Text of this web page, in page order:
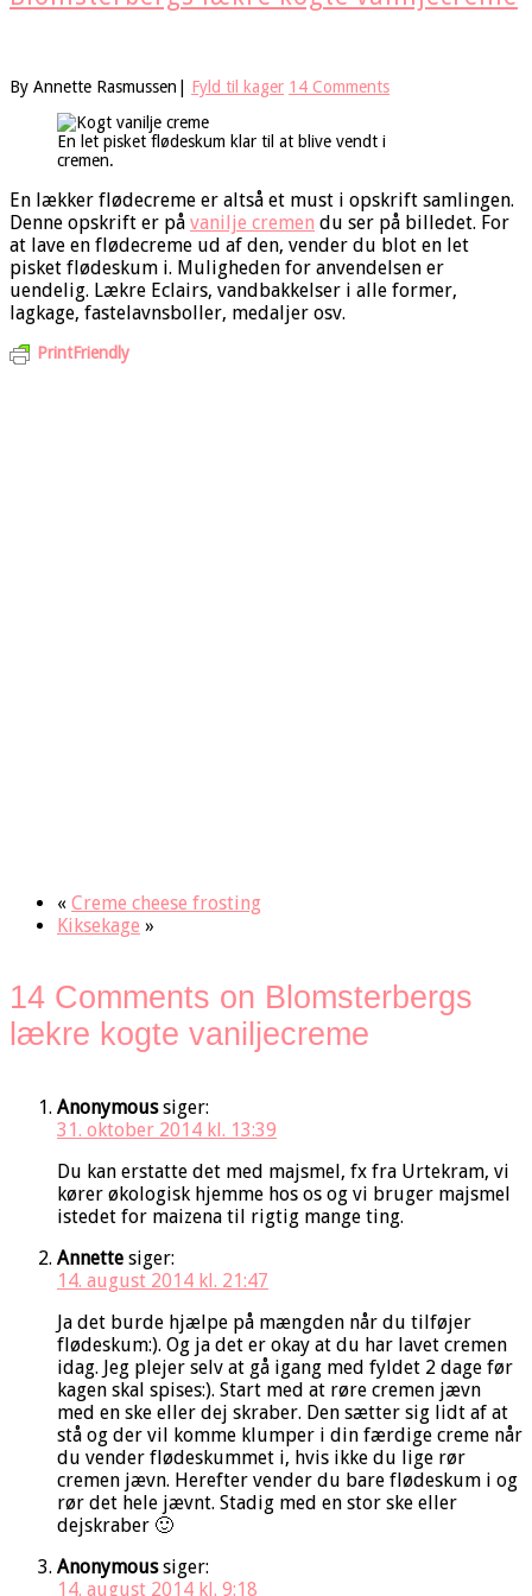
By Annette Rasmussen Fyld til kager 14 Comments
En let pisket flødeskum klar til at blive vendt i
cremen.
En lækker flødecreme er altså et must i opskrift samlingen.
Denne opskrift er på vanilje cremen du ser på billedet. For
at lave en flødecreme ud af den, vender du blot en let
pisket flødeskum i. Muligheden for anvendelsen er
uendelig. Lækre Eclairs, vandbakkelser i alle former,
lagkage, fastelavnsboller, medaljer osv.
PrintFriendly
« Creme cheese frosting
Kiksekage »
14 Comments on Blomsterbergs
lækre kogte vaniljecreme
Anonymous siger:
31. oktober 2014 kl. 13:39
Du kan erstatte det med majsmel, fx fra Urtekram, vi
kører økologisk hjemme hos os og vi bruger majsmel
istedet for maizena til rigtig mange ting.
Annette siger:
14. august 2014 kl. 21:47
Ja det burde hjælpe på mængden når du tilføjer
flødeskum:). Og ja det er okay at du har lavet cremen
idag. Jeg plejer selv at gå igang med fyldet 2 dage før
kagen skal spises:). Start med at røre cremen jævn
med en ske eller dej skraber. Den sætter sig lidt af at
stå og der vil komme klumper i din færdige creme når
du vender flødeskummet i, hvis ikke du lige rør
cremen jævn. Herefter vender du bare flødeskum i og
rør det hele jævnt. Stadig med en stor ske eller
dejskraber 🙂
Anonymous siger:
14. august 2014 kl. 9:18